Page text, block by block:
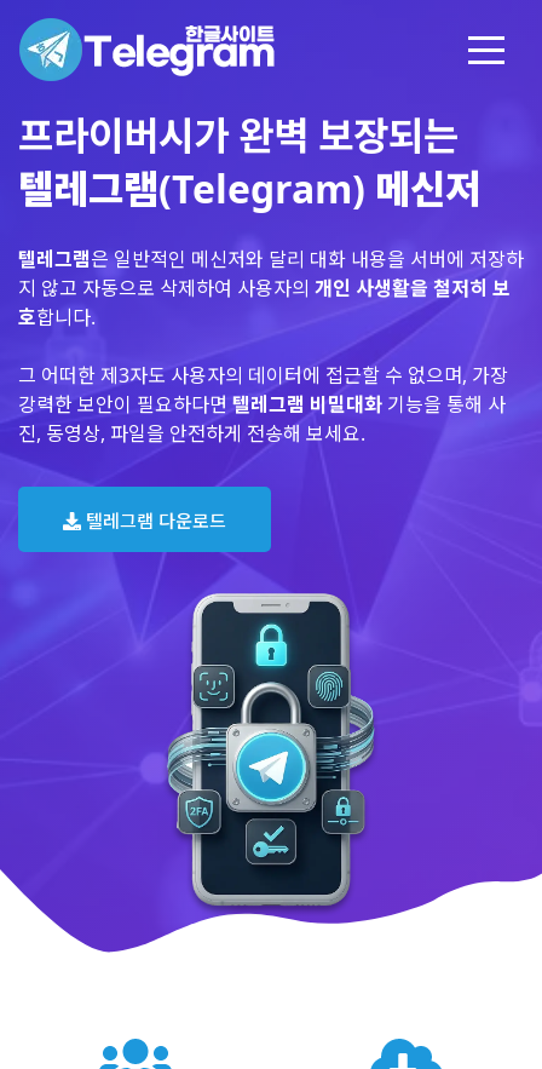
프라이버시가 완벽 보장되는
텔레그램(Telegram) 메신저
텔레그램은 일반적인 메신저와 달리 대화 내용을 서버에 저장하
지 않고 자동으로 삭제하여 사용자의 개인 사생활을 철저히 보
호합니다.
그 어떠한 제3자도 사용자의 데이터에 접근할 수 없으며, 가장
강력한 보안이 필요하다면 텔레그램 비밀대화 기능을 통해 사
진, 동영상, 파일을 안전하게 전송해 보세요.
텔레그램 다운로드
텔레그램 글로벌 이용 통계